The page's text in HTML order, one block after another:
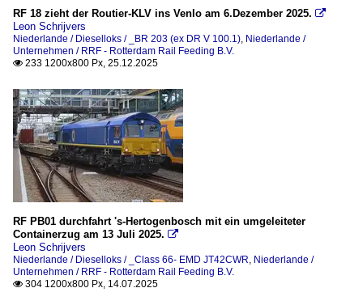
RF 18 zieht der Routier-KLV ins Venlo am 6.Dezember 2025. 
Leon Schrijvers
Niederlande / Dieselloks / _BR 203 (ex DR V 100.1), Niederlande /
Unternehmen / RRF - Rotterdam Rail Feeding B.V.
 233 1200x800 Px, 25.12.2025
RF PB01 durchfahrt 's-Hertogenbosch mit ein umgeleiteter
Containerzug am 13 Juli 2025. 
Leon Schrijvers
Niederlande / Dieselloks / _Class 66- EMD JT42CWR, Niederlande /
Unternehmen / RRF - Rotterdam Rail Feeding B.V.
 304 1200x800 Px, 14.07.2025